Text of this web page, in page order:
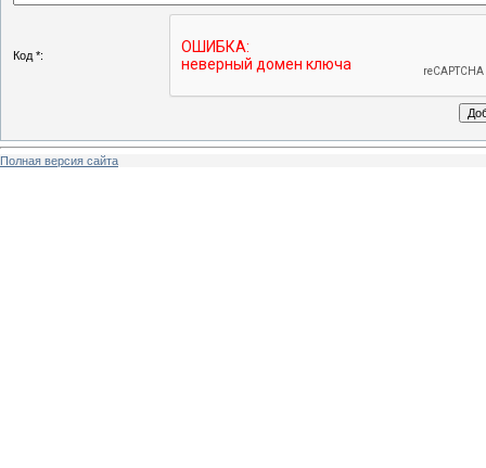
Код *:
Полная версия сайта